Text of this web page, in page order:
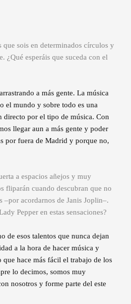
sois en determinados círculos y
¿Qué esperáis que suceda con el
a más gente. La música
el mundo y sobre todo es una
directo por el tipo de música. Con
llegar aun a más gente y poder
por fuera de Madrid y porque no,
a espacios añejos y muy
fliparán cuando descubran que no
–por acordarnos de Janis Joplin–.
Pepper en estas sensaciones?
de esos talentos que nunca dejan
a la hora de hacer música y
hace más fácil el trabajo de los
lo decimos, somos muy
nosotros y forme parte del este